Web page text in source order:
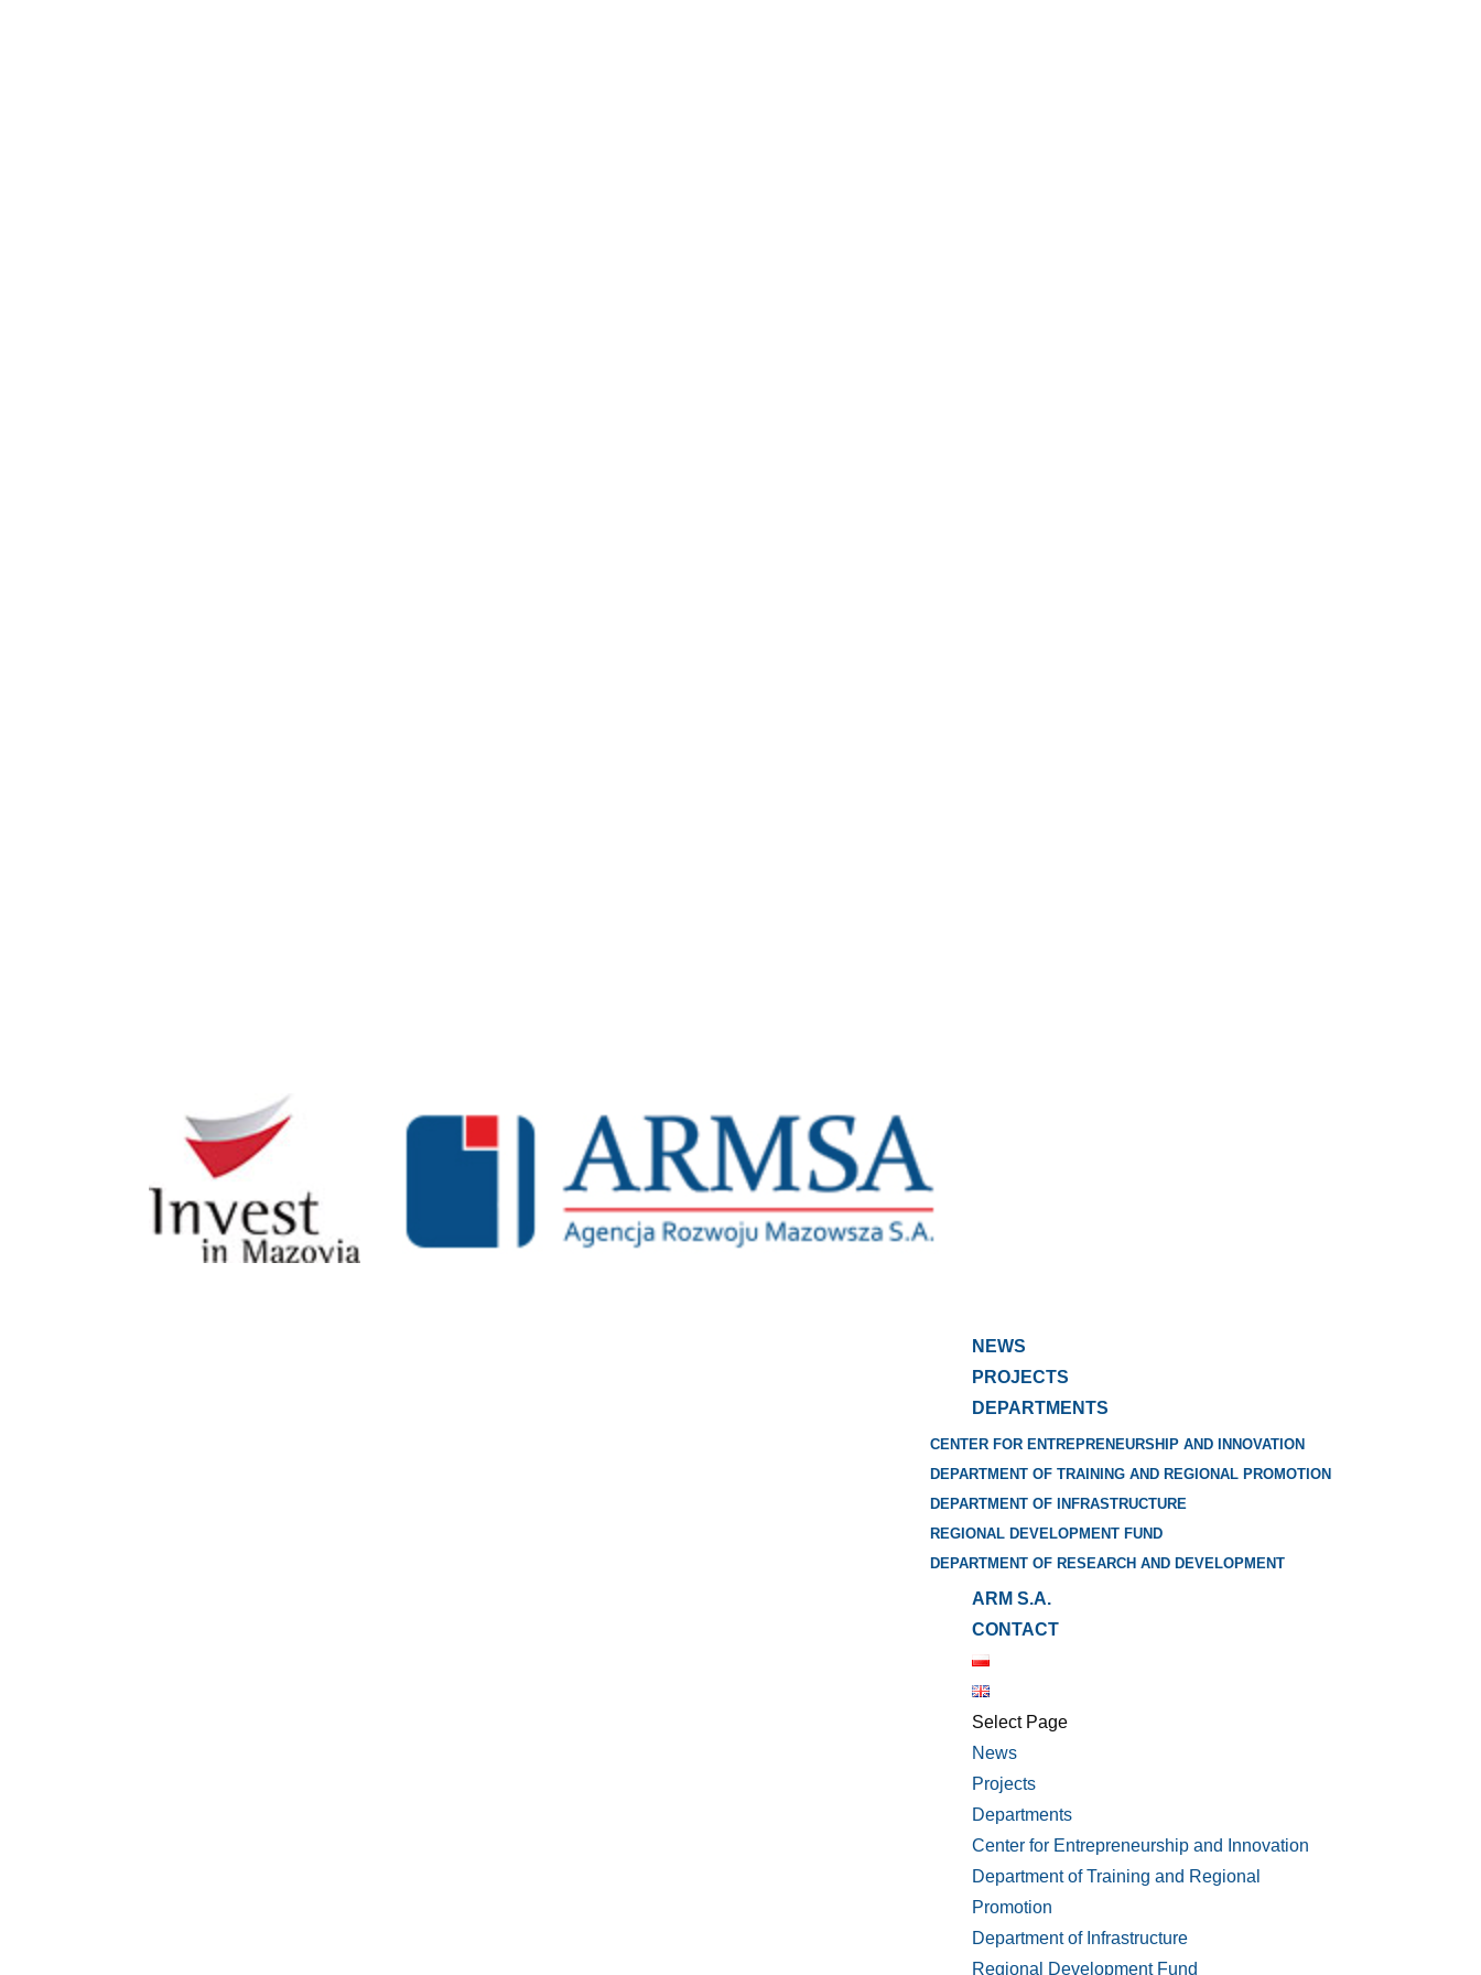
NEWS
PROJECTS
DEPARTMENTS
CENTER FOR ENTREPRENEURSHIP AND INNOVATION
DEPARTMENT OF TRAINING AND REGIONAL PROMOTION
DEPARTMENT OF INFRASTRUCTURE
REGIONAL DEVELOPMENT FUND
DEPARTMENT OF RESEARCH AND DEVELOPMENT
ARM S.A.
CONTACT
Select Page
News
Projects
Departments
Center for Entrepreneurship and Innovation
Department of Training and Regional
Promotion
Department of Infrastructure
Regional Development Fund